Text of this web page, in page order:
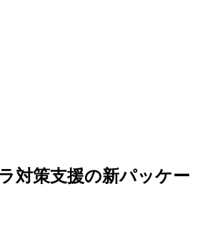
対策支援の新パッケー